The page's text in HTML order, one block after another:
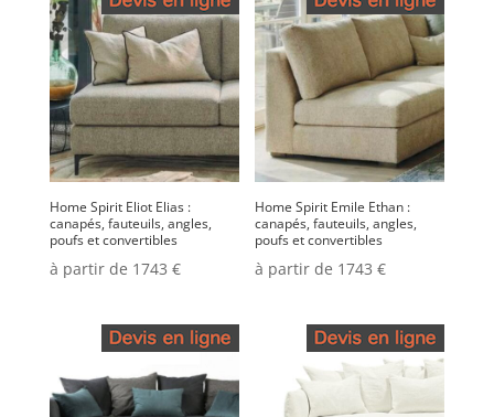
Home Spirit Eliot Elias :
canapés, fauteuils, angles,
poufs et convertibles
à partir de 1743 €
Home Spirit Emile Ethan :
canapés, fauteuils, angles,
poufs et convertibles
à partir de 1743 €